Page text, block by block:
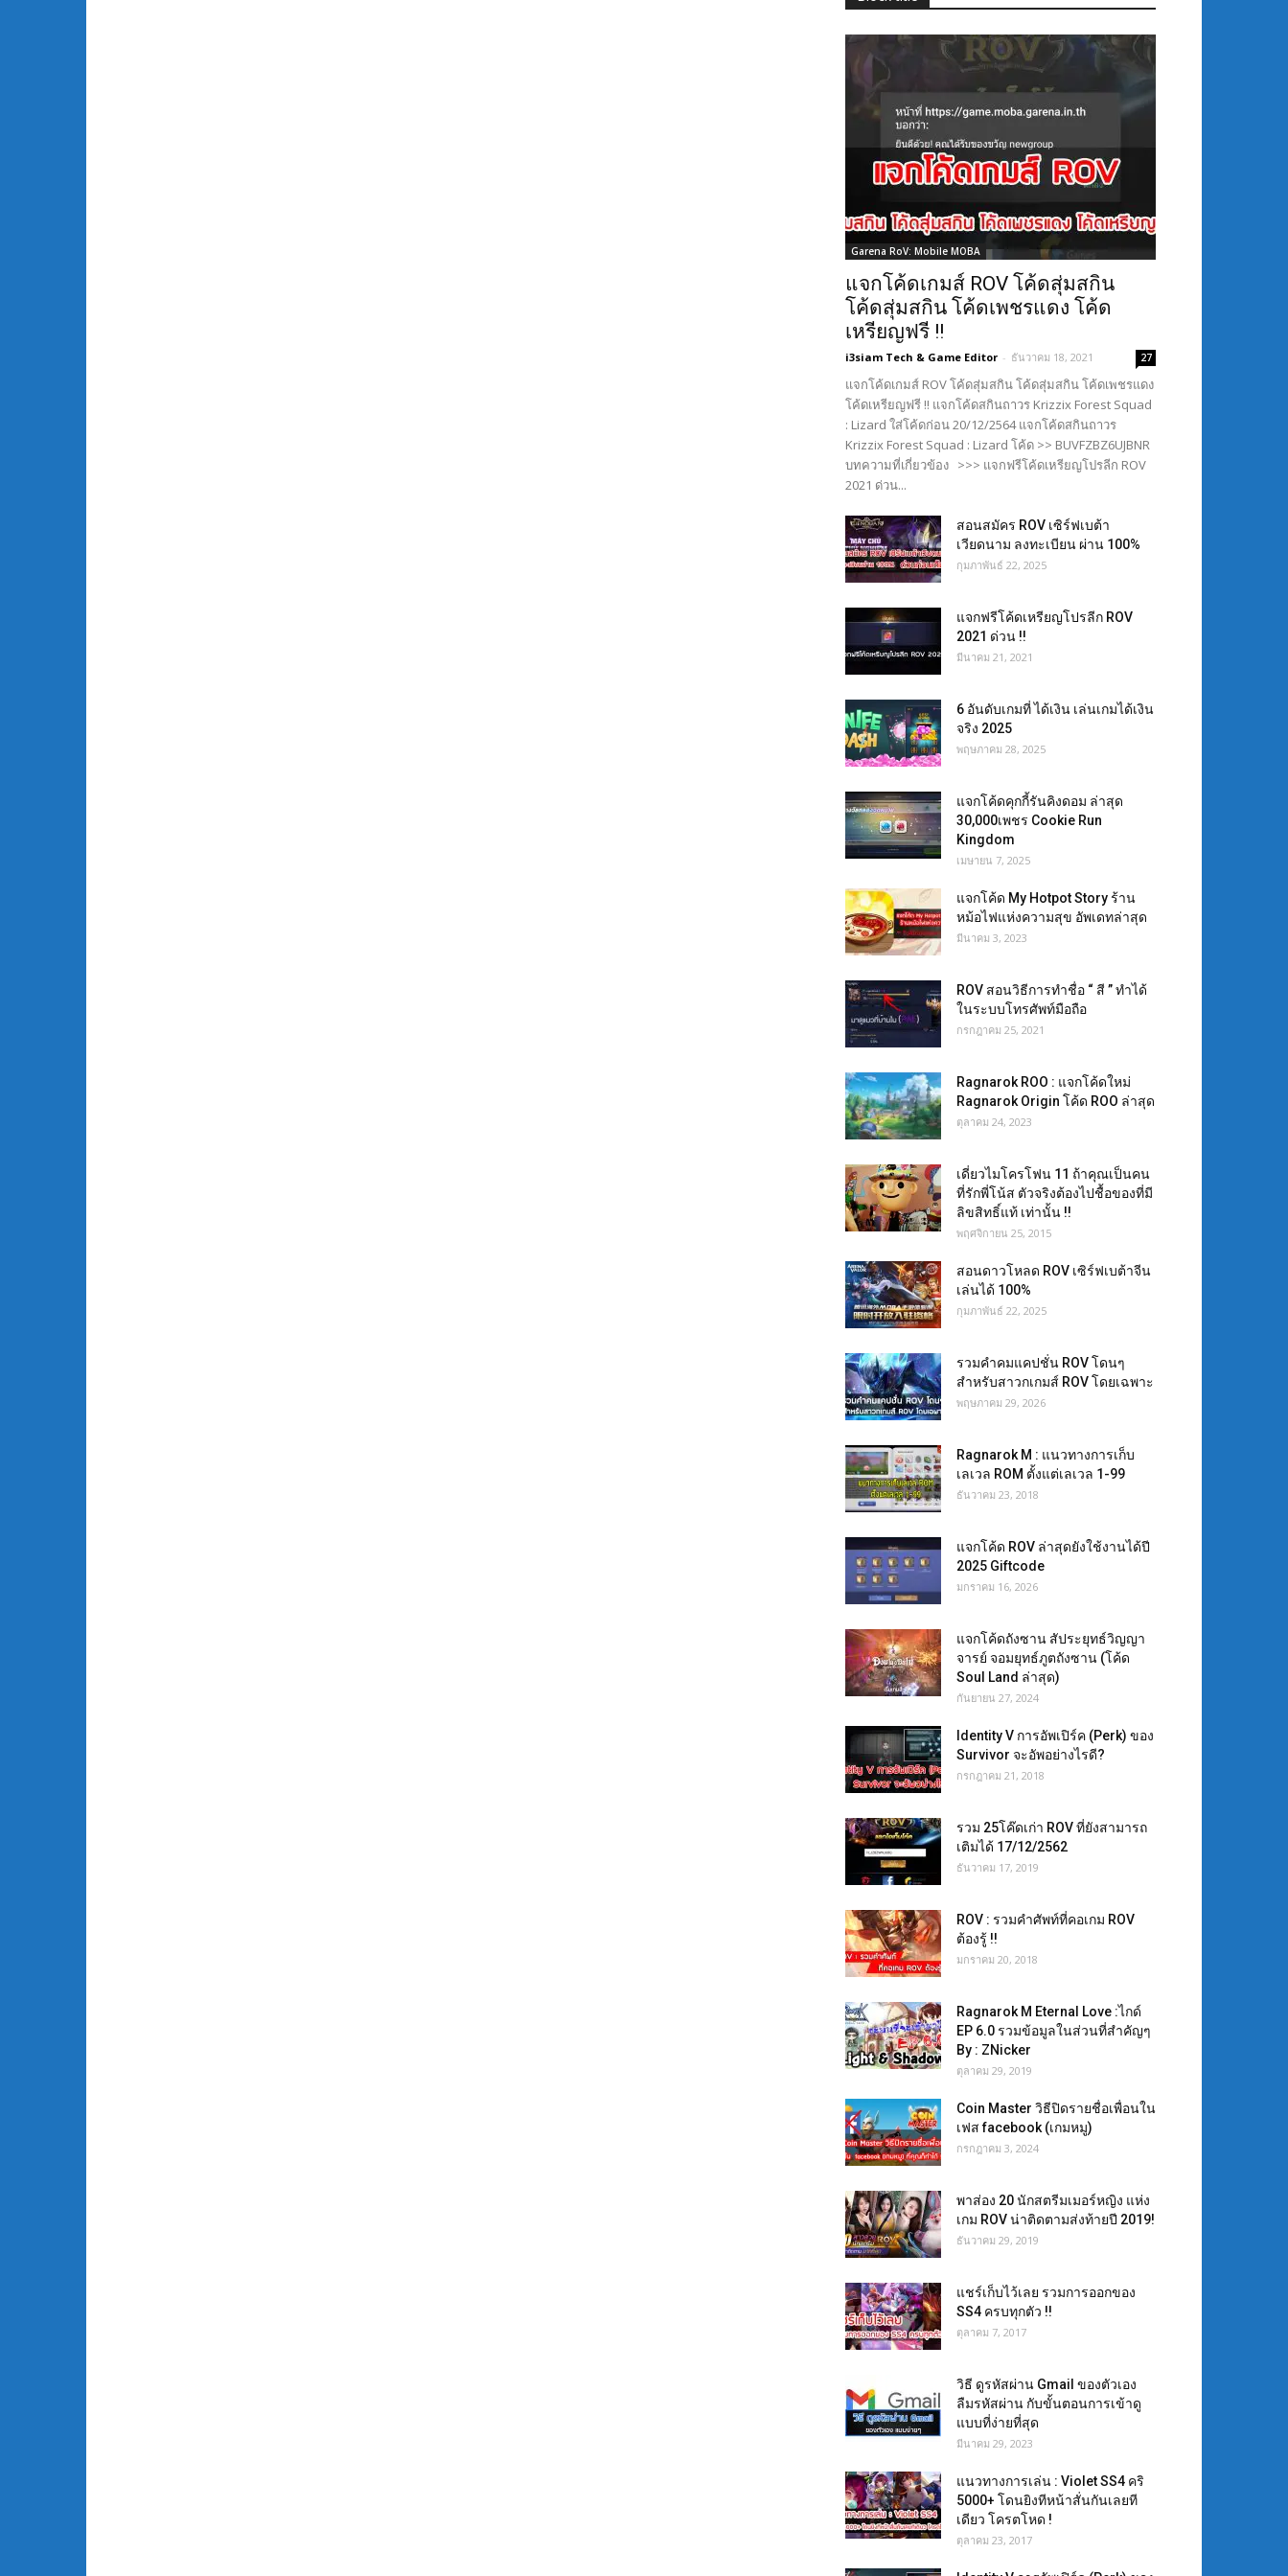
Garena RoV: Mobile MOBA
แจกโค้ดเกมส์ ROV โค้ดสุ่มสกิน
โค้ดสุ่มสกิน โค้ดเพชรแดง โค้ด
เหรียญฟรี !!
i3siam Tech & Game Editor - ธันวาคม 18, 2021 27
แจกโค้ดเกมส์ ROV โค้ดสุ่มสกิน โค้ดสุ่มสกิน โค้ดเพชรแดง
โค้ดเหรียญฟรี !! แจกโค้ดสกินถาวร Krizzix Forest Squad
: Lizard ใส่โค้ดก่อน 20/12/2564 แจกโค้ดสกินถาวร
Krizzix Forest Squad : Lizard โค้ด >> BUVFZBZ6UJBNR
บทความที่เกี่ยวข้อง >>> แจกฟรีโค้ดเหรียญโปรลีก ROV
2021 ด่วน...
สอนสมัคร ROV เซิร์ฟเบต้า
เวียดนาม ลงทะเบียน ผ่าน 100%
กุมภาพันธ์ 22, 2025
แจกฟรีโค้ดเหรียญโปรลีก ROV
2021 ด่วน !!
มีนาคม 21, 2021
6 อันดับเกมที่ ได้เงิน เล่นเกมได้เงิน
จริง 2025
พฤษภาคม 28, 2025
แจกโค้ดคุกกี้รันคิงดอม ล่าสุด
30,000เพชร Cookie Run
Kingdom
เมษายน 7, 2025
แจกโค้ด My Hotpot Story ร้าน
หม้อไฟแห่งความสุข อัพเดทล่าสุด
มีนาคม 3, 2023
ROV สอนวิธีการทำชื่อ “ สี ” ทำได้
ในระบบโทรศัพท์มือถือ
กรกฎาคม 25, 2021
Ragnarok ROO : แจกโค้ดใหม่
Ragnarok Origin โค้ด ROO ล่าสุด
ตุลาคม 24, 2023
เดี่ยวไมโครโฟน 11 ถ้าคุณเป็นคน
ที่รักพี่โน้ส ตัวจริงต้องไปชื้อของที่มี
ลิขสิทธิ์แท้ เท่านั้น !!
พฤศจิกายน 25, 2015
สอนดาวโหลด ROV เซิร์ฟเบต้าจีน
เล่นได้ 100%
กุมภาพันธ์ 22, 2025
รวมคำคมแคปชั่น ROV โดนๆ
สำหรับสาวกเกมส์ ROV โดยเฉพาะ
พฤษภาคม 29, 2026
Ragnarok M : แนวทางการเก็บ
เลเวล ROM ตั้งแต่เลเวล 1-99
ธันวาคม 23, 2018
แจกโค้ด ROV ล่าสุดยังใช้งานได้ปี
2025 Giftcode
มกราคม 16, 2026
แจกโค้ดถังซาน สัประยุทธ์วิญญา
จารย์ จอมยุทธ์ภูตถังซาน (โค้ด
Soul Land ล่าสุด)
กันยายน 27, 2024
Identity V การอัพเปิร์ค (Perk) ของ
Survivor จะอัพอย่างไรดี?
กรกฎาคม 21, 2018
รวม 25โค๊ดเก่า ROV ที่ยังสามารถ
เติมได้ 17/12/2562
ธันวาคม 17, 2019
ROV : รวมคำศัพท์ที่คอเกม ROV
ต้องรู้ !!
มกราคม 20, 2018
Ragnarok M Eternal Love :ไกด์
EP 6.0 รวมข้อมูลในส่วนที่สำคัญๆ
By : ZNicker
ตุลาคม 29, 2019
Coin Master วิธีปิดรายชื่อเพื่อนใน
เฟส facebook (เกมหมู)
กรกฎาคม 3, 2024
พาส่อง 20 นักสตรีมเมอร์หญิง แห่ง
เกม ROV น่าติดตามส่งท้ายปี 2019!
ธันวาคม 29, 2019
แชร์เก็บไว้เลย รวมการออกของ
SS4 ครบทุกตัว !!
ตุลาคม 7, 2017
วิธี ดูรหัสผ่าน Gmail ของตัวเอง
ลืมรหัสผ่าน กับขั้นตอนการเข้าดู
แบบที่ง่ายที่สุด
มีนาคม 29, 2023
แนวทางการเล่น : Violet SS4 คริ
5000+ โดนยิงทีหน้าสั่นกันเลยที
เดียว โครตโหด !
ตุลาคม 23, 2017